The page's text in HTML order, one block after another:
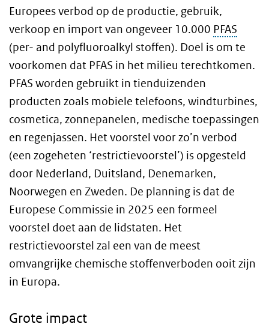
Europees verbod op de productie, gebruik,
verkoop en import van ongeveer 10.000 PFAS
(per- and polyfluoroalkyl stoffen). Doel is om te
voorkomen dat PFAS in het milieu terechtkomen.
PFAS worden gebruikt in tienduizenden
producten zoals mobiele telefoons, windturbines,
cosmetica, zonnepanelen, medische toepassingen
en regenjassen. Het voorstel voor zo’n verbod
(een zogeheten ‘restrictievoorstel’) is opgesteld
door Nederland, Duitsland, Denemarken,
Noorwegen en Zweden. De planning is dat de
Europese Commissie in 2025 een formeel
voorstel doet aan de lidstaten. Het
restrictievoorstel zal een van de meest
omvangrijke chemische stoffenverboden ooit zijn
in Europa.
Grote impact